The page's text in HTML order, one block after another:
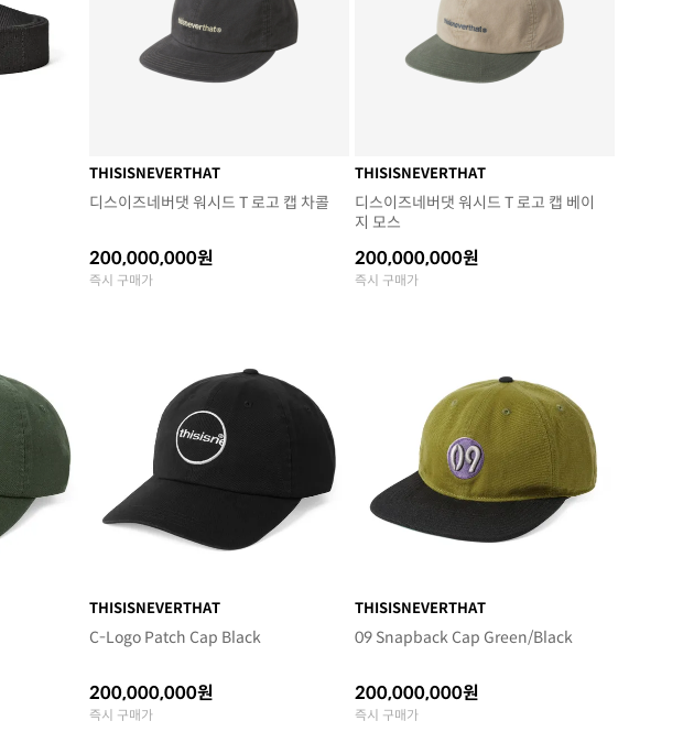
THISISNEVERTHAT
디스이즈네버댓 워시드 T 로고 캡 차콜
200,000,000원
즉시 구매가
THISISNEVERTHAT
디스이즈네버댓 워시드 T 로고 캡 베이
지 모스
200,000,000원
즉시 구매가
THISISNEVERTHAT
C-Logo Patch Cap Black
200,000,000원
즉시 구매가
THISISNEVERTHAT
09 Snapback Cap Green/Black
200,000,000원
즉시 구매가